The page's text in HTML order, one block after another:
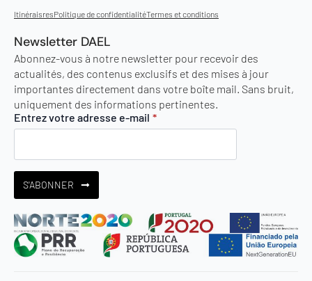
ItinéraisresPolitique de confidentialitéTermes et conditions
Newsletter DAEL
Abonnez-vous à notre newsletter pour recevoir des
actualités, des contenus exclusifs et des mises à jour
importantes directement dans votre boîte mail. Sans bruit,
uniquement des informations pertinentes.
Entrez votre adresse e-mail *
S'ABONNER